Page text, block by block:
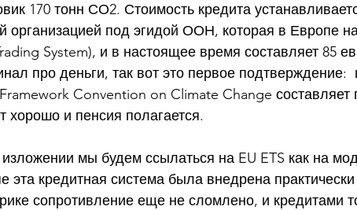
170 тонн СО2. Стоимость кредита
организацией под эгидой ООН, которая в Европе
System), и в настоящее время составляет 85
про деньги, так вот это первое подтверждение:
Convention on Climate Change составляет
хорошо и пенсия полагается.
мы будем ссылаться на EU ETS как на
эта кредитная система была внедрена
сопротивление еще не сломлено, и кредитами